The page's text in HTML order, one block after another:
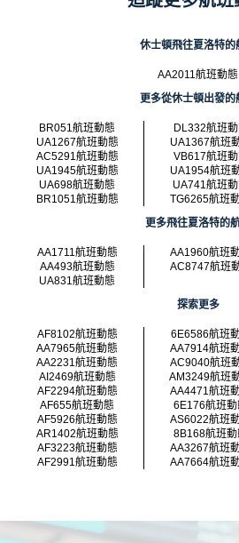
休士頓飛往夏洛特的
AA2011航班動態
更多從休士頓出發的
BR051航班動態
DL332航班
UA1267航班動態
UA1367航班
AC5291航班動態
VB617航班
UA1945航班動態
UA1954航班
UA698航班動態
UA741航班
BR1051航班動態
TG6265航班
更多飛往夏洛特的
AA1711航班動態
AA1960航班
AA493航班動態
AC8747航班
UA831航班動態
探索更多
AF8102航班動態
6E6586航班
AA7965航班動態
AA7914航班
AA2231航班動態
AC9040航班
AI2469航班動態
AM3249航班
AF2294航班動態
AA4471航班
AF655航班動態
6E176航班動
AF5926航班動態
AS6022航班
AR1402航班動態
8B168航班動
AF3223航班動態
AA3267航班
AF2991航班動態
AA7664航班